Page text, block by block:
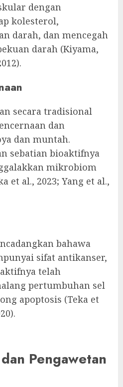
dengan
kolesterol,
darah, dan mencegah
darah (Kiyama,
secara tradisional
dan
dan muntah.
sebatian bioaktifnya
mikrobiom
et al., 2023; Yang et al.,
bahawa
sifat antikanser,
telah
pertumbuhan sel
apoptosis (Teka et
Pengawetan